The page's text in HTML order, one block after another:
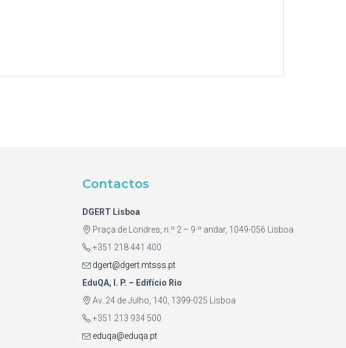
Contactos
DGERT Lisboa
Praça de Londres, n.º 2 – 9 º andar, 1049-056 Lisboa
+351 218 441 400
dgert@dgert.mtsss.pt
EduQA, I. P. – Edifício Rio
Av. 24 de Julho, 140, 1399-025 Lisboa
+351 213 934 500
eduqa@eduqa.pt